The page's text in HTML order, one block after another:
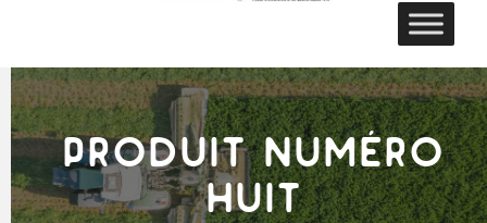
Produit numéro
huit